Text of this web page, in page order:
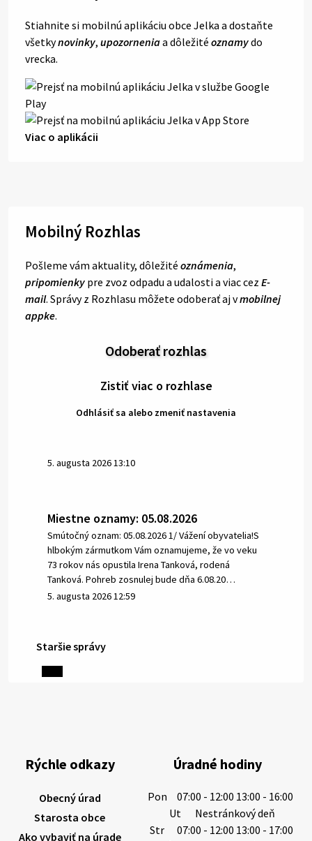
Stiahnite si mobilnú aplikáciu obce Jelka a dostaňte
všetkynovinky, upozorneniaa dôležité oznamydo
vrecka.
Viac o aplikácii
Mobilný Rozhlas
Pošleme vám aktuality, dôležité oznámenia,
pripomienky pre zvoz odpadu a udalosti a viac cez E-
mail. Správy z Rozhlasu môžete odoberať aj vmobilnej
appke.
Odoberať rozhlas
Zistiť viac o rozhlase
Odhlásiť sa alebo zmeniť nastavenia
5. augusta 2026 13:10
Miestne oznamy: 05.08.2026
Smútočný oznam: 05.08.2026 1/ Vážení obyvatelia!S
hlbokým zármutkom Vám oznamujeme, že vo veku
73 rokov nás opustila Irena Tanková, rodená
Tanková. Pohreb zosnulej bude dňa 6.08.20…
5. augusta 2026 12:59
3. augusta 2026 08:45
84 rokov nás opustil Ján Letusek. Pohreb zosnulého
bude dňa 4.08.2026 v utorok 10.00…
Staršie správy
Rýchle odkazy
Obecný úrad
Starosta obce
Ako vybaviť na úrade
Úradné hodiny
Pon
07:00 - 12:00 13:00 - 16:00
Ut
Nestránkový deň
Str
07:00 - 12:00 13:00 - 17:00